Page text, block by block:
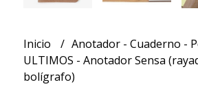
Inicio
Anotador - Cuaderno -
ULTIMOS - Anotador Sensa
bolígrafo)